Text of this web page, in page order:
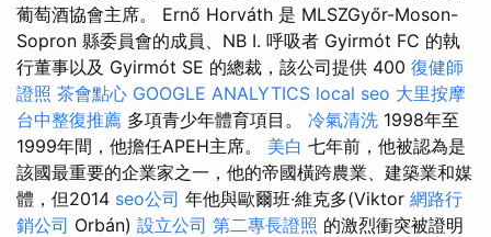
葡萄酒協會主席。 Ernő Horváth 是 MLSZGyőr-Moson-
Sopron 縣委員會的成員、NB I. 呼吸者 Gyirmót FC 的執
行董事以及 Gyirmót SE 的總裁，該公司提供 400 復健師
證照 茶會點心 GOOGLE ANALYTICS local seo 大里按摩
台中整復推薦 多項青少年體育項目。 冷氣清洗 1998年至
1999年間，他擔任APEH主席。 美白 七年前，他被認為是
該國最重要的企業家之一，他的帝國橫跨農業、建築業和媒
體，但2014 seo公司 年他與歐爾班·維克多(Viktor 網路行
銷公司 Orbán) 設立公司 第二專長證照 的激烈衝突被證明